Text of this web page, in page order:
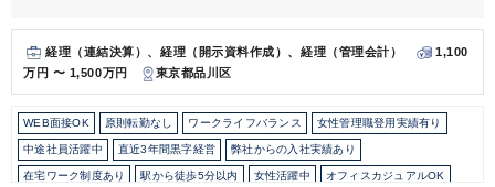
経理（連結決算）、経理（開示資料作成）、経理（管理会計）
1,100
万円 〜 1,500万円
東京都品川区
WEB面接OK 原則転勤なし ワークライフバランス 女性管理職登用実績有り
中途社員活躍中 直近3年間黒字経営 弊社からの入社実績あり
在宅ワーク制度あり 駅から徒歩5分以内 女性活躍中 オフィスカジュアルOK